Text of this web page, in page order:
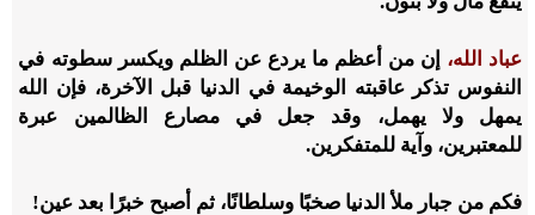
عباد الله، إن من أعظم ما يردع عن الظلم ويكسر سطوته في
النفوس تذكر عاقبته الوخيمة في الدنيا قبل الآخرة، فإن الله
يمهل ولا يهمل، وقد جعل في مصارع الظالمين عبرة
للمعتبرين، وآية للمتفكرين.
فكم من جبار ملأ الدنيا صخبًا وسلطانًا، ثم أصبح خبرًا بعد عين!